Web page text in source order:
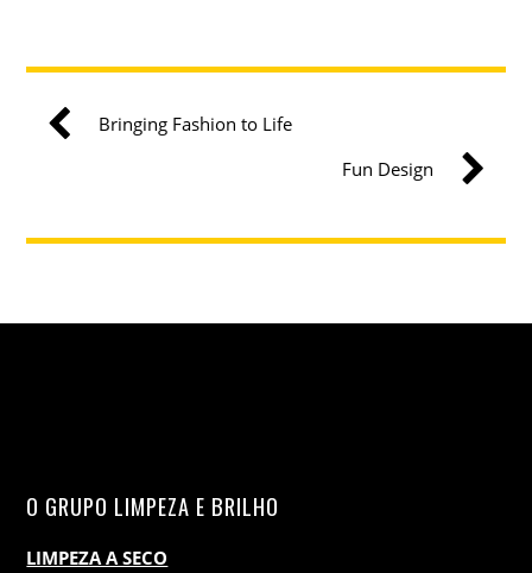
Bringing Fashion to Life
Fun Design
O GRUPO LIMPEZA E BRILHO
LIMPEZA A SECO